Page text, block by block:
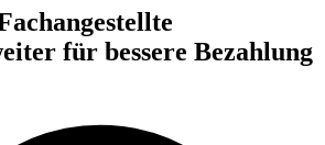
für bessere Bezahlung